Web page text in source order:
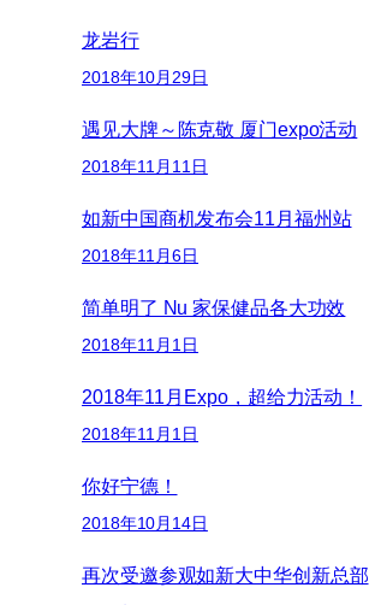
龙岩行
2018年10月29日
遇见大牌～陈克敬 厦门expo活动
2018年11月11日
如新中国商机发布会11月福州站
2018年11月6日
简单明了 Nu 家保健品各大功效
2018年11月1日
2018年11月Expo，超给力活动！
2018年11月1日
你好宁德！
2018年10月14日
再次受邀参观如新大中华创新总部